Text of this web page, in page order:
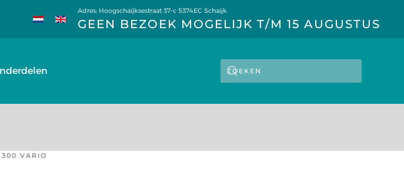
Adres: Hoogschaijksestraat 37-c 5374EC Schaijk
GEEN BEZOEK MOGELIJK T/M 15 AUGUSTUS
VARIO